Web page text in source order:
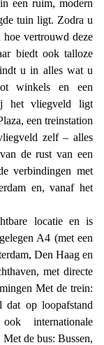
een ruim, modern
tuin ligt. Zodra u
hoe vertrouwd deze
biedt ook talloze
u in alles wat u
winkels en een
het vliegveld ligt
een treinstation
zelf – alles
de rust van een
verbindingen met
en, vanaf het
locatie en is
A4 (met een
Den Haag en
met directe
Met de trein:
dat op loopafstand
internationale
de bus: Bussen,